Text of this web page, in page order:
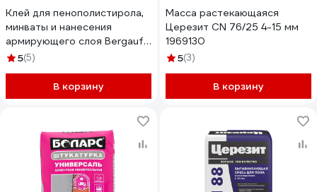
Клей для пенополистирола,
минваты и нанесения
армирующего слоя Bergauf
Isofix 25 кг 10647
5(5)
В корзину
Масса растекающаяся
Церезит CN 76/25 4-15 мм
1969130
5(3)
В корзину